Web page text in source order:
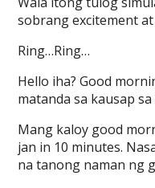
sobrang excitement
Ring…Ring…
Hello iha? Good
matanda sa kausap
Mang kaloy good
jan in 10 minutes.
na tanong naman ng